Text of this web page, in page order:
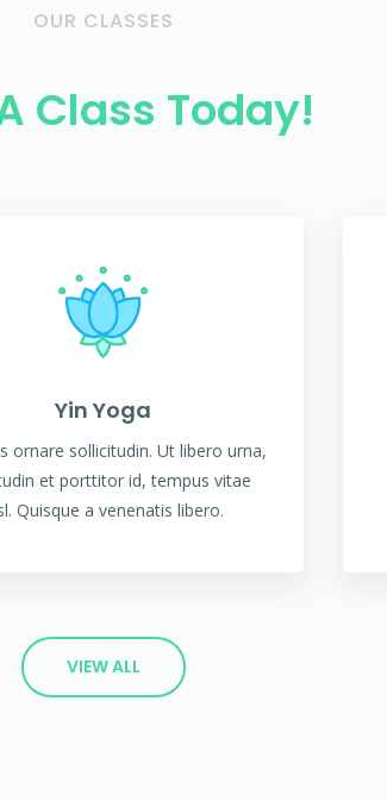
OUR CLASSES
Class Today!
Yin Yoga
ornare sollicitudin. Ut libero urna,
et porttitor id, tempus vitae
Quisque a venenatis libero.
VIEW ALL